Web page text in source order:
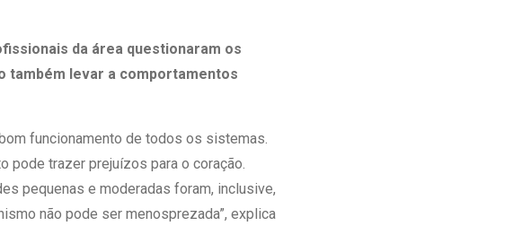
da área questionaram os
também levar a comportamentos
funcionamento de todos os sistemas.
pode trazer prejuízos para o coração.
pequenas e moderadas foram, inclusive,
não pode ser menosprezada”, explica